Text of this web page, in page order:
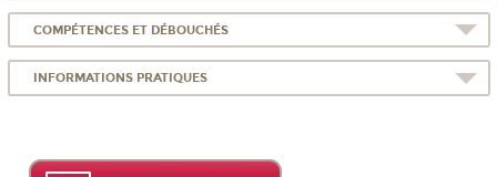
COMPÉTENCES ET DÉBOUCHÉS
INFORMATIONS PRATIQUES